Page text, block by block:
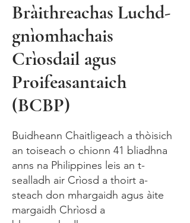
Bràithreachas Luchd-
gnìomhachais
Crìosdail agus
Proifeasantaich
(BCBP)
Buidheann Chaitligeach a thòisich
an toiseach o chionn 41 bliadhna
anns na Philippines leis an t-
sealladh air Crìosd a thoirt a-
steach don mhargaidh agus àite
margaidh Chrìosd a